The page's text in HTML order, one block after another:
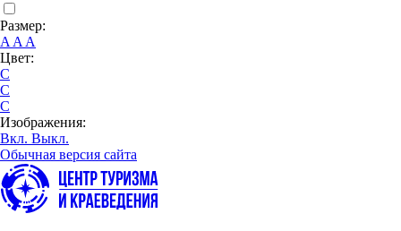
Размер:
A A A
Цвет:
C
C
C
Изображения:
Вкл. Выкл.
Обычная версия сайта